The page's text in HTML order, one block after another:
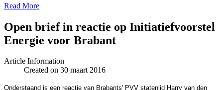
Read More
Open brief in reactie op Initiatiefvoorstel
Energie voor Brabant
Article Information
Created on 30 maart 2016
Onderstaand is een reactie van Brabants' PVV statenlid Harry van den